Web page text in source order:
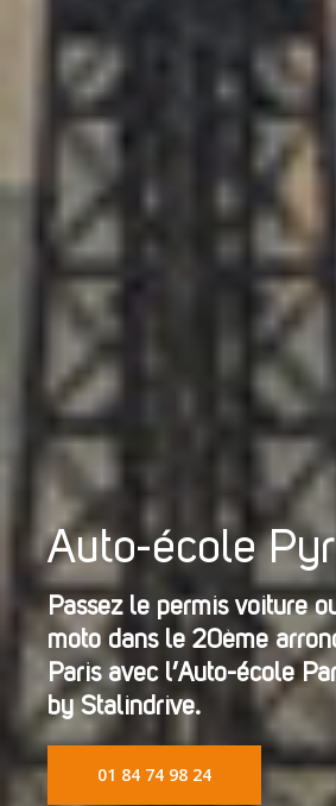
Auto-école
Passez le permis voiture
moto dans le 20ème
Paris avec l’Auto-école
by Stalindrive.
01 84 74 98 24